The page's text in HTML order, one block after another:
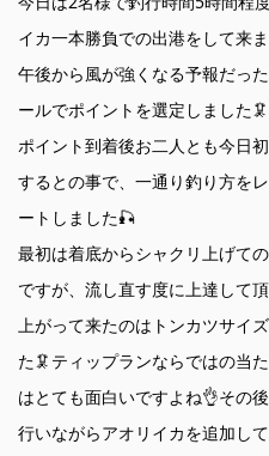
イカ一本勝負での出港をして来
午後から風が強くなる予報だっ
ールでポイントを選定しました🦑
ポイント到着後お二人とも今日
するとの事で、一通り釣り方を
ートしました🎣
最初は着底からシャクリ上げて
ですが、流し直す度に上達して
上がって来たのはトンカツサイ
た🦑ティップランならではの当
はとても面白いですよね👌その
行いながらアオリイカを追加し